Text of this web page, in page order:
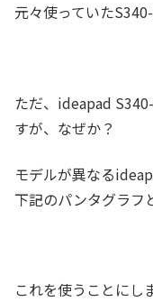
元々使っていた
ただ、ideapad
すが、なぜか？
モデルが異なる
下記のパンタグラフ
これを使うことにし